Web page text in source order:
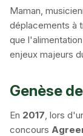
Maman,
déplacements à
que
enjeux majeurs
Genèse
En 2017, lors
concours